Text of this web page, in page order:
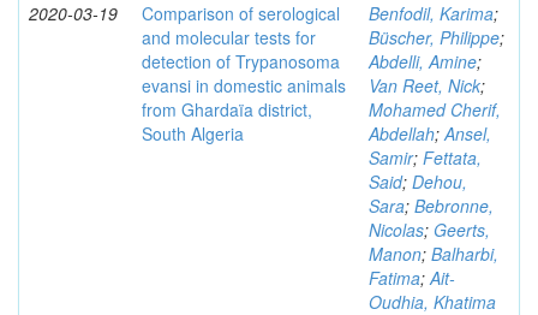
2020-03-19
Comparison of serological
and molecular tests for
detection of Trypanosoma
evansi in domestic animals
from Ghardaïa district,
South Algeria
Benfodil, Karima;
Büscher, Philippe;
Abdelli, Amine;
Van Reet, Nick;
Mohamed Cherif,
Abdellah;Ansel,
Samir; Fettata,
Said; Dehou,
Sara; Bebronne,
Nicolas; Geerts,
Manon; Balharbi,
Fatima;Ait-
Oudhia, Khatima